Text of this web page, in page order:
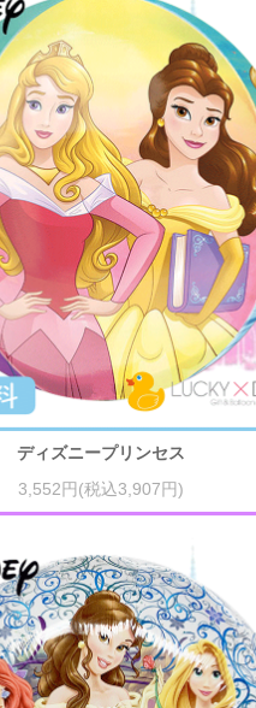
ディズニープリンセス
3,552円(税込3,907円)